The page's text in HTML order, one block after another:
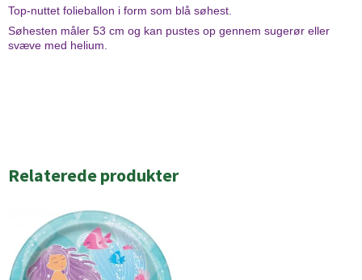
Top-nuttet folieballon i form som blå søhest.
Søhesten måler 53 cm og kan pustes op gennem sugerør eller
svæve med helium.
Relaterede produkter